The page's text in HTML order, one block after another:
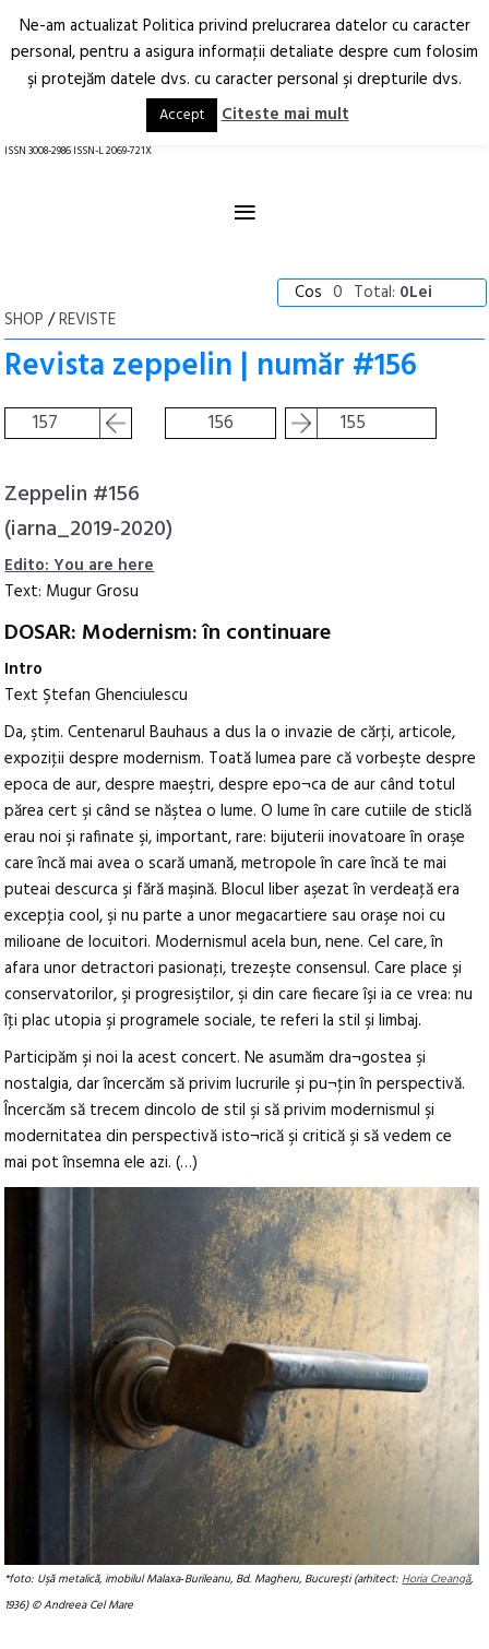
Arhitectură.
Oraș.
RO EN
ISSN 3008-2986 ISSN-L 2069-721X
≡
Cos 0 Total: 0Lei
SHOP /REVISTE
Revista zeppelin | număr #156
157 156 155
Zeppelin #156
(iarna_2019-2020)
Edito: You are here
Text: Mugur Grosu
DOSAR: Modernism: în continuare
Intro
Text Ştefan Ghenciulescu
Da, ştim. Centenarul Bauhaus a dus la o invazie de cărţi, articole,
expoziţii despre modernism. Toată lumea pare că vorbeşte despre
epoca de aur, despre maeştri, despre epo¬ca de aur când totul
părea cert şi când se năştea o lume. O lume în care cutiile de sticlă
erau noi şi rafinate şi, important, rare: bijuterii inovatoare în oraşe
care încă mai avea o scară umană, metropole în care încă te mai
puteai descurca şi fără maşină. Blocul liber aşezat în verdeaţă era
excepţia cool, şi nu parte a unor megacartiere sau oraşe noi cu
milioane de locuitori. Modernismul acela bun, nene. Cel care, în
afara unor detractori pasionaţi, trezeşte consensul. Care place şi
conservatorilor, şi progresiştilor, şi din care fiecare îşi ia ce vrea: nu
îţi plac utopia şi programele sociale, te referi la stil şi limbaj.
Participăm şi noi la acest concert. Ne asumăm dra¬gostea şi
nostalgia, dar încercăm să privim lucrurile şi pu¬ţin în perspectivă.
Încercăm să trecem dincolo de stil şi să privim modernismul şi
modernitatea din perspectivă isto¬rică şi critică şi să vedem ce
mai pot însemna ele azi. (…)
*foto: Uşă metalică, imobilul Malaxa‑Burileanu, Bd. Magheru, Bucureşti (arhitect:Horia Creangă,
1936) © Andreea Cel Mare
Ne-am actualizat Politica privind prelucrarea datelor cu caracter
personal, pentru a asigura informaţii detaliate despre cum folosim
şi protejăm datele dvs. cu caracter personal şi drepturile dvs.
Accept Citeste mai mult